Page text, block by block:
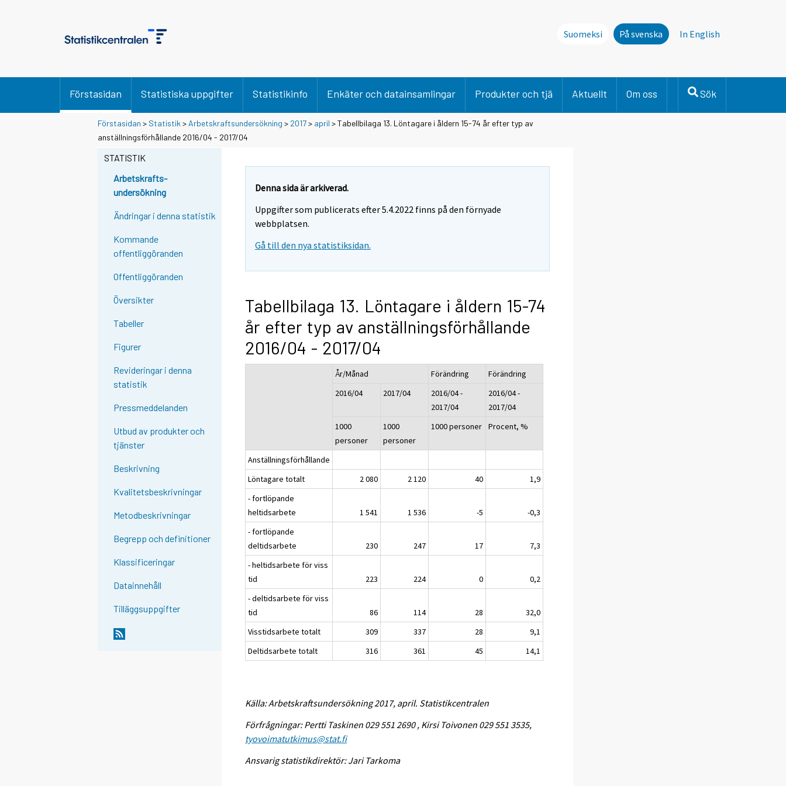
Suomeksi På svenska In English
Förstasidan Statistiska uppgifter Statistikinfo Enkäter och datainsamlingar Produkter och tjä Aktuellt Om oss Sök
Förstasidan > Statistik > Arbetskraftsundersökning > 2017> april > Tabellbilaga 13. Löntagare i åldern 15-74 år efter typ av
anställningsförhållande 2016/04 - 2017/04
STATISTIK
Arbetskrafts-
undersökning
Ändringar i denna statistik
Kommande
offentliggöranden
Offentliggöranden
Översikter
Tabeller
Figurer
Revideringar i denna
statistik
Pressmeddelanden
Utbud av produkter och
tjänster
Beskrivning
Kvalitetsbeskrivningar
Metodbeskrivningar
Begrepp och definitioner
Klassificeringar
Datainnehåll
Tilläggsuppgifter
Denna sida är arkiverad.
Uppgifter som publicerats efter 5.4.2022 finns på den förnyade
webbplatsen.
Gå till den nya statistiksidan.
Tabellbilaga 13. Löntagare i åldern 15-74
år efter typ av anställningsförhållande
2016/04 - 2017/04
År/Månad Förändring
Förändring
2016/04
2017/04
2016/04 -
2017/04
2016/04 -
2017/04
1000
personer
1000
personer
1000 personer Procent, %
Anställningsförhållande
Löntagare totalt
2 080 2 120 40
1,9
- fortlöpande
heltidsarbete
1 541 1 536 -5
-0,3
- fortlöpande
deltidsarbete
230 247 17
7,3
- heltidsarbete för viss
tid
223 224 0
0,2
- deltidsarbete för viss
tid
86 114 28
32,0
Visstidsarbete totalt
309 337 28
9,1
Deltidsarbete totalt
316 361 45 14,1
Källa: Arbetskraftsundersökning 2017, april. Statistikcentralen
Förfrågningar: Pertti Taskinen 029 551 2690 , Kirsi Toivonen 029 551 3535,
tyovoimatutkimus@stat.fi
Ansvarig statistikdirektör: Jari Tarkoma